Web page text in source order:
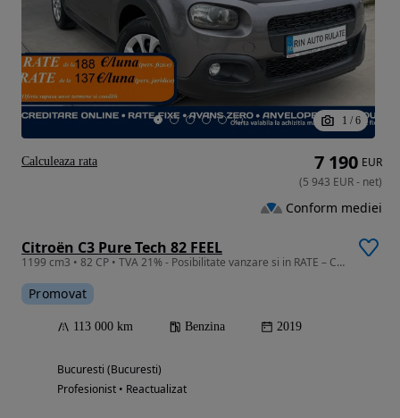
1 / 6
Citroën C3 Pure Tech 82 FEEL
1199 cm3 • 82 CP • TVA 21% - Posibilitate vanzare si in RATE – Credit sau Leasing
Promovat
113 000 km Benzina 2019
Bucuresti (Bucuresti)
Profesionist • Reactualizat
7 190 EUR
(5 943 EUR- net)
Conform mediei
Calculeaza rata